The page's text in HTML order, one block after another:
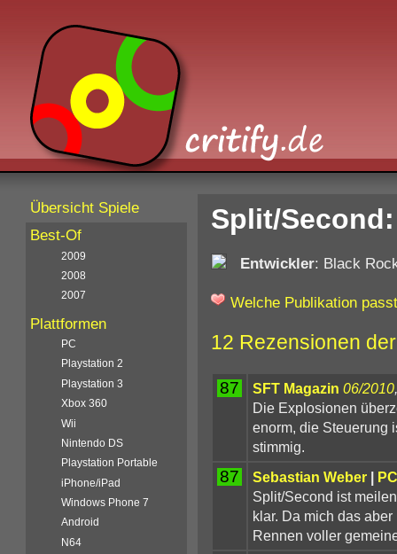
Split/
Entwickler: Black
Welche Publikation
12 Rezensionen
87 SFT Magazin 06/2010
Die Explosionen
enorm, die Steuerung
stimmig.
87 Sebastian Weber|
Split/Second ist
klar. Da mich das
Rennen voller
Übersicht Spiele
Best-Of
2009
2008
2007
Plattformen
PC
Playstation 2
Playstation 3
Xbox 360
Wii
Nintendo DS
Playstation Portable
iPhone/iPad
Windows Phone 7
Android
N64